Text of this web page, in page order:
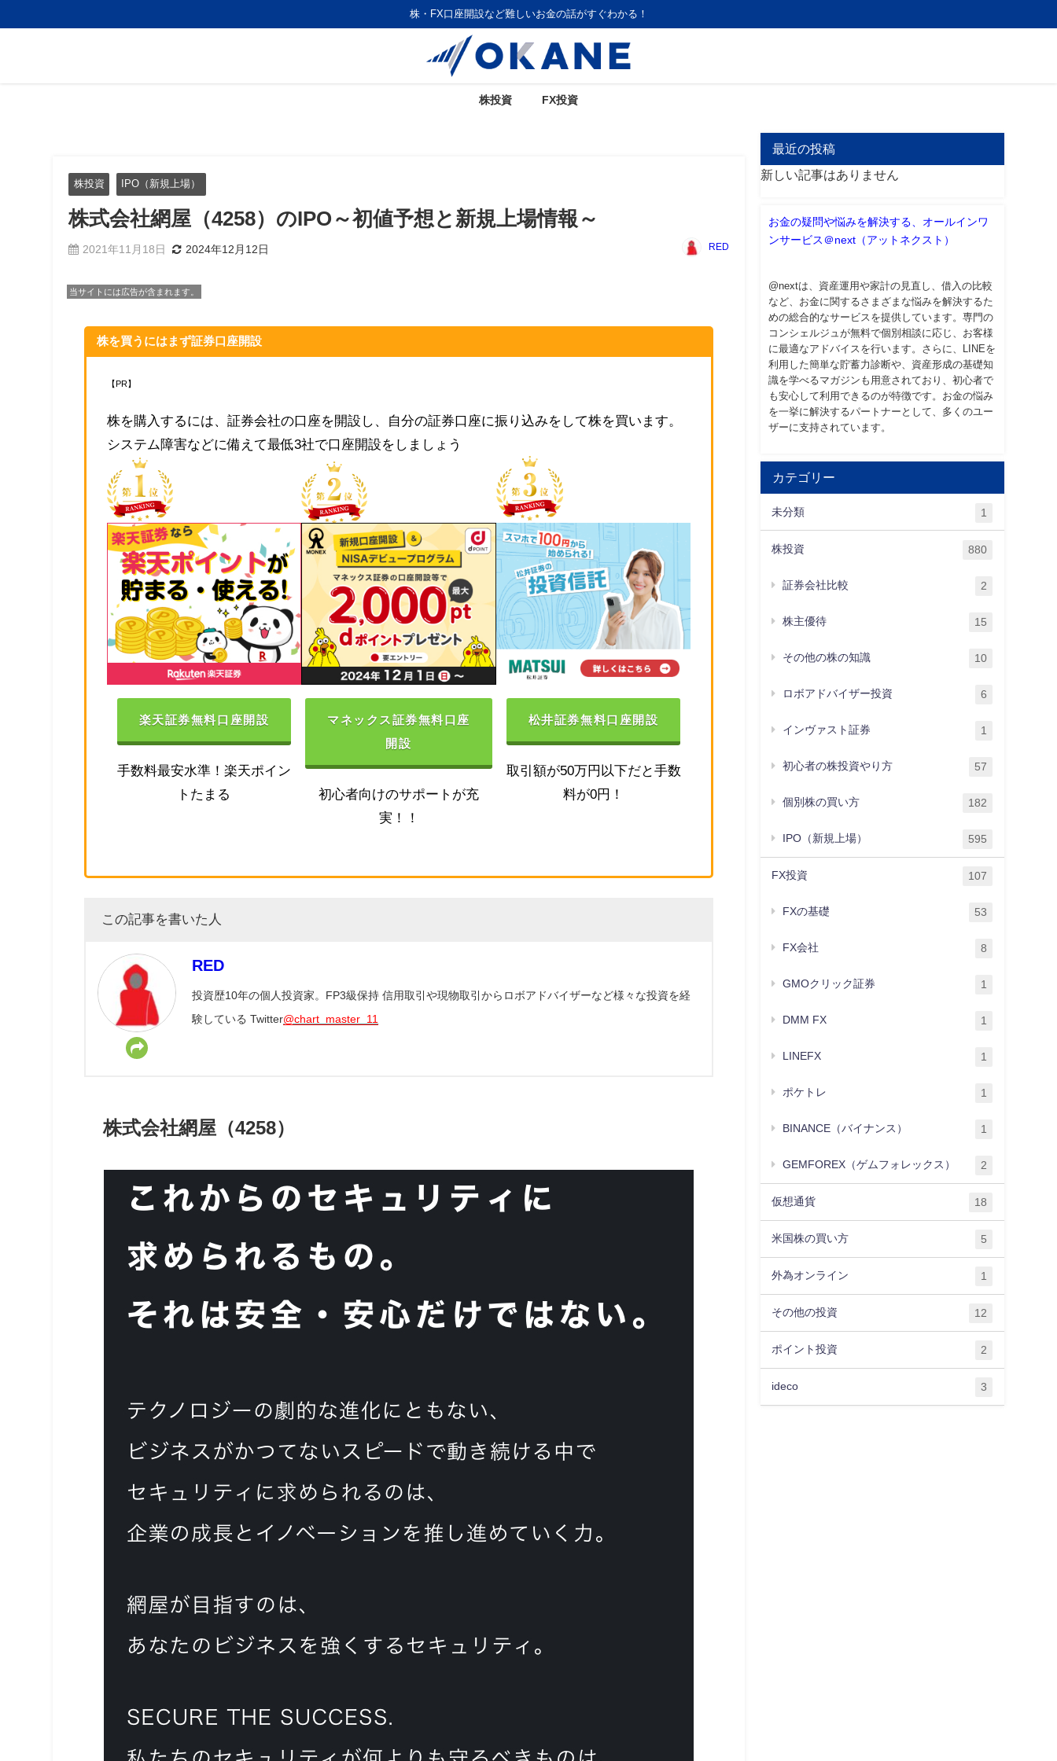
株・FX口座開設など難しいお金の話がすぐわかる！
株投資 FX投資
株投資 IPO（新規上場）
株式会社網屋（4258）のIPO～初値予想と新規上場情報～
2021年11月18日 2024年12月12日 RED
当サイトには広告が含まれます。
株を買うにはまず証券口座開設
【PR】
株を購入するには、証券会社の口座を開設し、自分の証券口座に振り込みをして株を買います。
システム障害などに備えて最低3社で口座開設をしましょう
楽天証券無料口座開設
手数料最安水準！楽天ポイン
トたまる
マネックス証券無料口座
開設
初心者向けのサポートが充
実！！
松井証券無料口座開設
取引額が50万円以下だと手数
料が0円！
この記事を書いた人
RED
投資歴10年の個人投資家。FP3級保持 信用取引や現物取引からロボアドバイザーなど様々な投資を経
験している Twitter@chart_master_11
株式会社網屋（4258）
最近の投稿
新しい記事はありません
お金の疑問や悩みを解決する、オールインワ
ンサービス＠next（アットネクスト）
@nextは、資産運用や家計の見直し、借入の比較
など、お金に関するさまざまな悩みを解決するた
めの総合的なサービスを提供しています。専門の
コンシェルジュが無料で個別相談に応じ、お客様
に最適なアドバイスを行います。さらに、LINEを
利用した簡単な貯蓄力診断や、資産形成の基礎知
識を学べるマガジンも用意されており、初心者で
も安心して利用できるのが特徴です。お金の悩み
を一挙に解決するパートナーとして、多くのユー
ザーに支持されています。
カテゴリー
未分類 1
株投資 880
証券会社比較 2
株主優待 15
その他の株の知識 10
ロボアドバイザー投資 6
インヴァスト証券 1
初心者の株投資やり方 57
個別株の買い方 182
IPO（新規上場） 595
FX投資 107
FXの基礎 53
FX会社 8
GMOクリック証券 1
DMM FX 1
LINEFX 1
ポケトレ 1
BINANCE（バイナンス） 1
GEMFOREX（ゲムフォレックス） 2
仮想通貨 18
米国株の買い方 5
外為オンライン 1
その他の投資 12
ポイント投資 2
ideco 3